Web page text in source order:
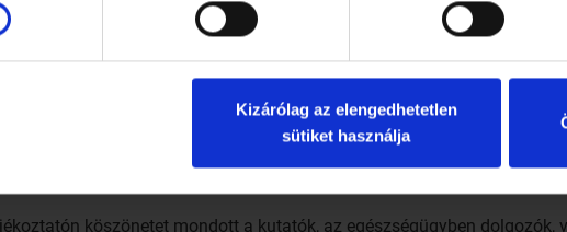
Kizárólag az elengedhetetlen
sütiket használja
halálozási aránya a lakosságszámra kivetítve értékelhető. Ezek
sorolható, ahol a halálozási arány nem magas – mondta.
által rendelt védőfelszerelések nem kerülnek kereskedelmi
az egészségügyi- és szociális dolgozók, illetve a rendvédelmi
köszönetet mondott a kutatók, az egészségügyben dolgozók,